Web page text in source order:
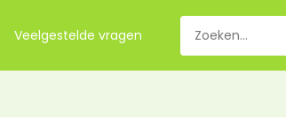
Veelgestelde vragen